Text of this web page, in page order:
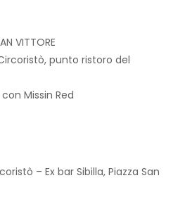
VITTORE
punto ristoro del
Missin Red
– Ex bar Sibilla, Piazza San